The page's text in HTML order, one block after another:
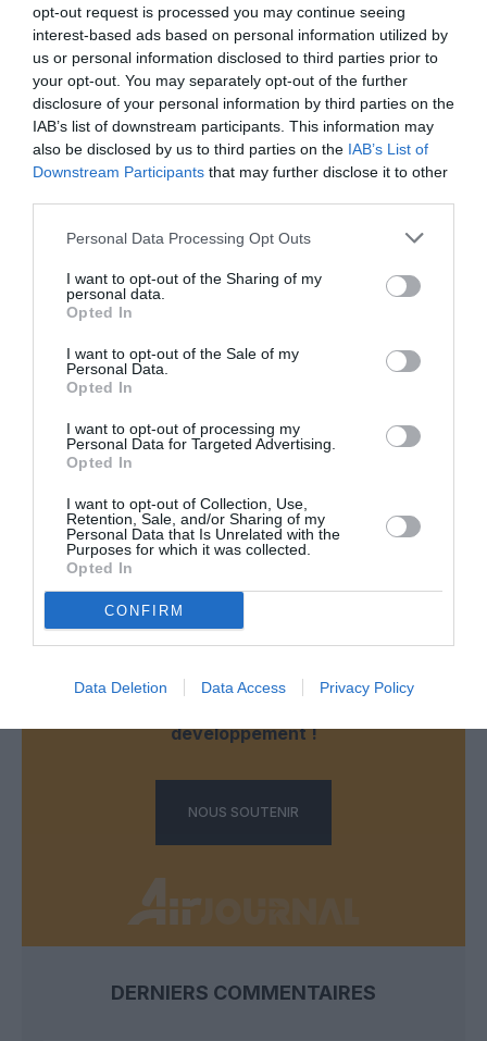
opt-out request is processed you may continue seeing
interest-based ads based on personal information utilized by
us or personal information disclosed to third parties prior to
your opt-out. You may separately opt-out of the further
disclosure of your personal information by third parties on the
IAB’s list of downstream participants. This information may
also be disclosed by us to third parties on the IAB’s List of
Downstream Participants that may further disclose it to other
Personal Data Processing Opt Outs
I want to opt-out of the Sharing of my
personal data.
Opted In
I want to opt-out of the Sale of my
Personal Data.
Opted In
I want to opt-out of processing my
Personal Data for Targeted Advertising.
Opted In
I want to opt-out of Collection, Use,
Retention, Sale, and/or Sharing of my
Personal Data that Is Unrelated with the
Purposes for which it was collected.
Opted In
CONFIRM
Data Deletion Data Access Privacy Policy
des difficultés juridiques prévisibles d’une part, d’autre part
de la difficulté des les renvoyer chez eux, où ?, après un
procès et d’éventuelles peines de prison.
https://marine-oceans.com/actualites/golfe-de-guinee-la-
justice-danoise-renonce-a-poursuivre-des-pirates-
presumes/
Vous noterez qu’il ne s’agit pas icitte de personnes touchant
un sein ou une épaule, ce qui signifie SURTOUT PAS que
armes de guerre.
Ceci étant écrit, avec le Danemark, la France et bien d’autres,
nous avons affaire à des États de droit. Je pense qu’il est
éminemment souhaitable d’éviter de toucher ce même sein
pratique du droit peut être à géométrie variable.
Belle fin de semaine.
RÉPONDRE
LAISSER UN COMMENTAIRE
FAIRE UN DON
Appel aux lecteurs !
développement !
NOUS SOUTENIR
DERNIERS COMMENTAIRES